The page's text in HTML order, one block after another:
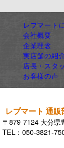
レプマート
会社概要
企業理念
実店舗の紹
店長・スタ
お客様の声
レプマート 通販
〒879-7124 大分県
TEL：050-3821-